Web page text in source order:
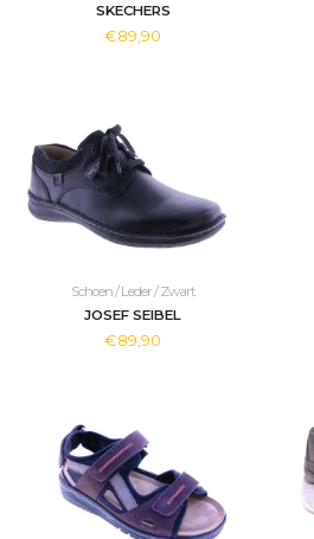
SKECHERS
€89,90
Schoen / Leder / Zwart
JOSEF SEIBEL
€89,90